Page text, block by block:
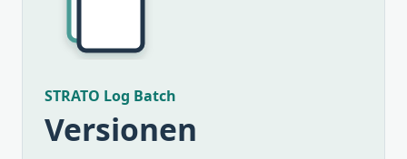
STRATO Log Batch
Versionen